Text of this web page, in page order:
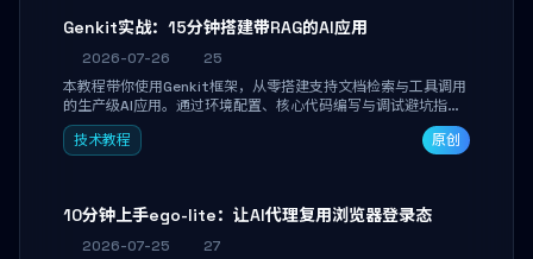
Genkit实战：15分钟搭建带RAG的AI应用
2026-07-26
25
本教程带你使用Genkit框架，从零搭建支持文档检索与工具调用
的生产级AI应用。通过环境配置、核心代码编写与调试避坑指
南，学完即可掌握多模型切换、RAG管道构建及函数调用注册，
独立开发高效AI智能体。
技术教程 原创
10分钟上手ego-lite：让AI代理复用浏览器登录态
2026-07-25
27